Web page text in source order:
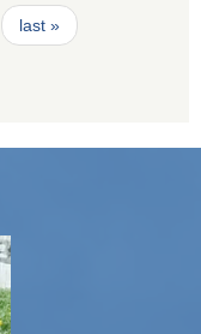
last »